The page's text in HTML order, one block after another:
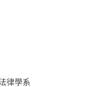
律學系